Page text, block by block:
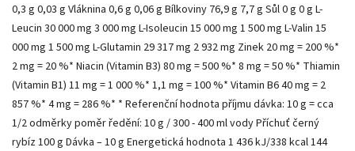
0,3 g 0,03 g Vláknina 0,6 g 0,06 g Bílkoviny 76,9 g 7,7 g Sůl 0 g 0 g L-
Leucin 30 000 mg 3 000 mg L-Isoleucin 15 000 mg 1 500 mg L-Valin 15
000 mg 1 500 mg L-Glutamin 29 317 mg 2 932 mg Zinek 20 mg = 200 %*
2 mg = 20 %* Niacin (Vitamin B3) 80 mg = 500 %* 8 mg = 50 %* Thiamin
(Vitamin B1) 11 mg = 1 000 %* 1,1 mg = 100 %* Vitamin B6 40 mg = 2
857 %* 4 mg = 286 %* * Referenční hodnota příjmu dávka: 10 g = cca
1/2 odměrky poměr ředění: 10 g / 300 - 400 ml vody Příchuť černý
rybíz 100 g Dávka – 10 g Energetická hodnota 1 436 kJ/338 kcal 144